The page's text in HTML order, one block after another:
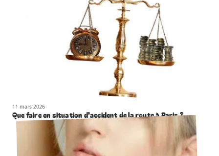
11 mars 2026
Que faire en situation d’accident de la route à Paris ?